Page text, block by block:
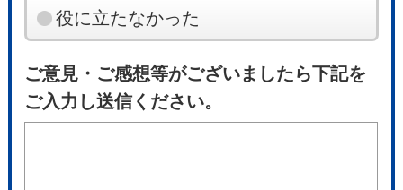
役に立たなかった
ご意見・ご感想等がございましたら下記を
ご入力し送信ください。